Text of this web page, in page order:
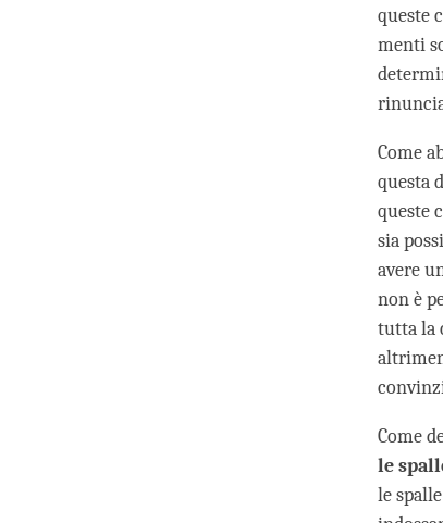
queste
menti
Come
questa
queste
sia
avere
non è
tutta la
Come
le
le